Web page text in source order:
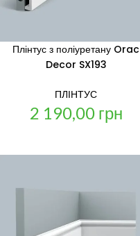
Плінтус з поліуретану Orac
Decor SX193
ПЛІНТУС
2 190,00 грн